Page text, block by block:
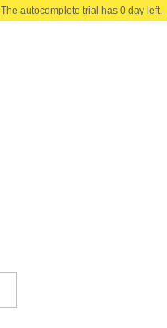
The autocomplete trial has 0 day left.